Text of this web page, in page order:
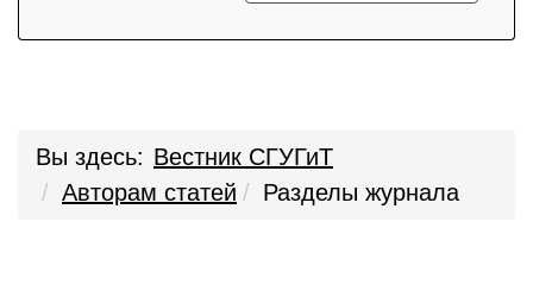
Вы здесь: Вестник СГУГиТ
Авторам статей
Разделы журнала